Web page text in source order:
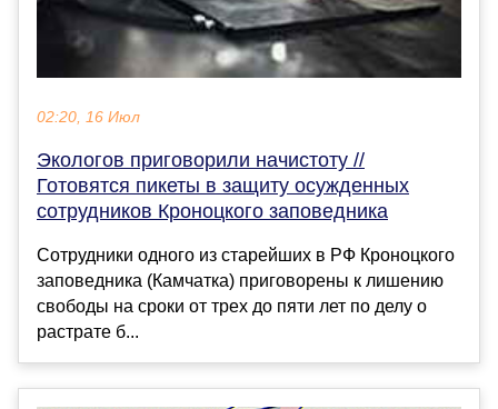
02:20, 16 Июл
Экологов приговорили начистоту //
Готовятся пикеты в защиту осужденных
сотрудников Кроноцкого заповедника
Сотрудники одного из старейших в РФ Кроноцкого
заповедника (Камчатка) приговорены к лишению
свободы на сроки от трех до пяти лет по делу о
растрате б...